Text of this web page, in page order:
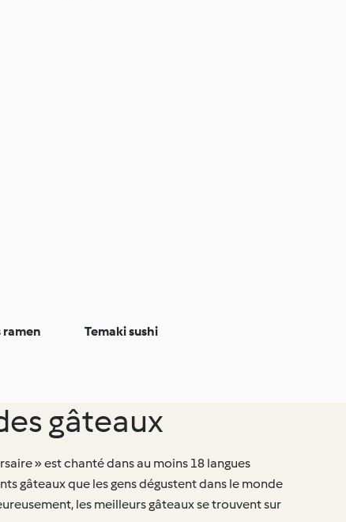
ramen
Temaki sushi
gâteaux
» est chanté dans au moins 18 langues
gâteaux que les gens dégustent dans le monde
les meilleurs gâteaux se trouvent sur